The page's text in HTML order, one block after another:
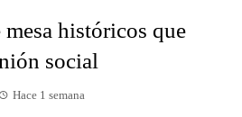
históricos que
social
Hace 1 semana